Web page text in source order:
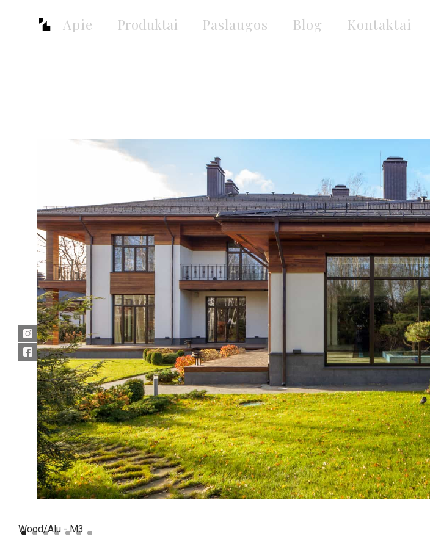
Wood/Alu - M3
Apie Produktai Paslaugos Blog Kontaktai